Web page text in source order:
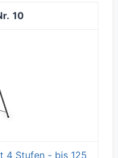
10
4 Stufen - bis 125